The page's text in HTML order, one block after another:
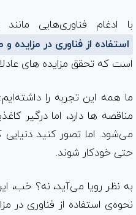
با ادغام فناوری‌هایی
استفاده از فناوری در مزایده و
است که تحقق مزایده های
ما همه این تجربه را
مناقصه ها دارد، اما درگیر
می‌شود. اما تصور کنید
حتی خودکار شوند.
به نظر رویا می‌آید، نه؟ خب،
نحوه‌ی استفاده از فناوری در